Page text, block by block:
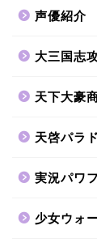
声優紹介
大三国志
天下大豪
天啓パラ
実況パワ
少女ウォ